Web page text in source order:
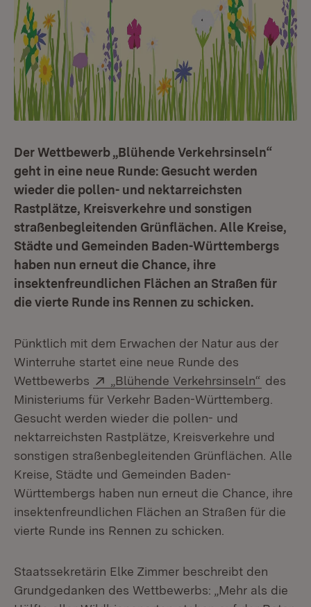
Der Wettbewerb „Blühende Verkehrsinseln“
geht in eine neue Runde: Gesucht werden
wieder die pollen- und nektarreichsten
Rastplätze, Kreisverkehre und sonstigen
straßenbegleitenden Grünflächen. Alle Kreise,
Städte und Gemeinden Baden-Württembergs
haben nun erneut die Chance, ihre
insektenfreundlichen Flächen an Straßen für
die vierte Runde ins Rennen zu schicken.
Pünktlich mit dem Erwachen der Natur aus der
Winterruhe startet eine neue Runde des
Wettbewerbs
Extern:
„Blühende Verkehrsinseln“ (Öffnet
des
Ministeriums für Verkehr Baden-Württemberg.
Gesucht werden wieder die pollen- und
nektarreichsten Rastplätze, Kreisverkehre und
sonstigen straßenbegleitenden Grünflächen. Alle
Kreise, Städte und Gemeinden Baden-
Württembergs haben nun erneut die Chance, ihre
insektenfreundlichen Flächen an Straßen für die
vierte Runde ins Rennen zu schicken.
Staatssekretärin Elke Zimmer beschreibt den
Grundgedanken des Wettbewerbs: „Mehr als die